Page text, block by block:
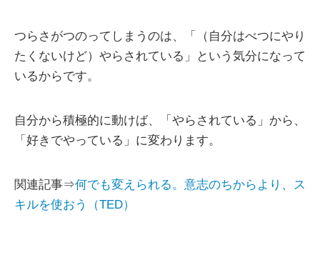
つらさがつのってしまうのは、「（自分はべつにやり
たくないけど）やらされている」という気分になって
いるからです。
自分から積極的に動けば、「やらされている」から、
「好きでやっている」に変わります。
関連記事⇒何でも変えられる。意志のちからより、ス
キルを使おう（TED）